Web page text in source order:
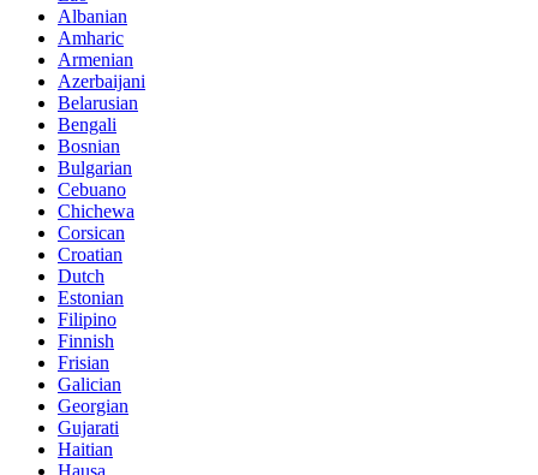
Albanian
Amharic
Armenian
Azerbaijani
Belarusian
Bengali
Bosnian
Bulgarian
Cebuano
Chichewa
Corsican
Croatian
Dutch
Estonian
Filipino
Finnish
Frisian
Galician
Georgian
Gujarati
Haitian
Hausa